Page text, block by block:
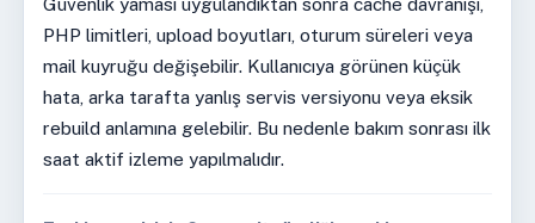
PHP limitleri, upload boyutları, oturum süreleri veya
mail kuyruğu değişebilir. Kullanıcıya görünen küçük
hata, arka tarafta yanlış servis versiyonu veya eksik
rebuild anlamına gelebilir. Bu nedenle bakım sonrası ilk
saat aktif izleme yapılmalıdır.